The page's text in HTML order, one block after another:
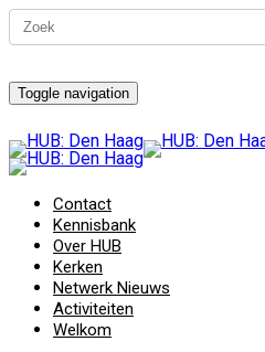
Toggle navigation
Contact
Kennisbank
Over HUB
Kerken
Netwerk Nieuws
Activiteiten
Welkom